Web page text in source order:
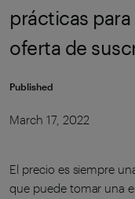
prácticas
oferta de
Published
March 17, 2022
El precio es siempre
que puede tomar una